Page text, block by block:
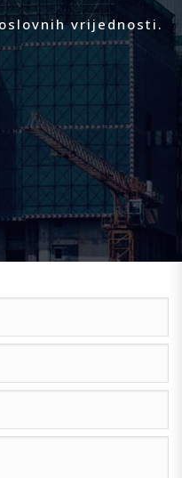
vrijednosti.